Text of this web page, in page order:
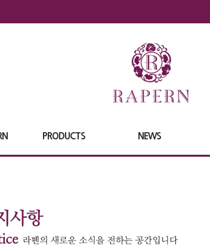
PRODUCTS NEWS